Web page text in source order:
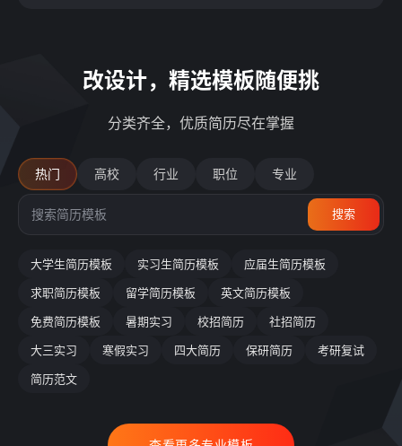
改设计，精选模板随便挑
分类齐全，优质简历尽在掌握
热门 高校 行业 职位 专业
搜索
大学生简历模板 实习生简历模板
应届生简历模板
求职简历模板
留学简历模板
英文简历模板
免费简历模板
暑期实习 校招简历
社招简历
大三实习
寒假实习 四大简历 保研简历
考研复试
简历范文